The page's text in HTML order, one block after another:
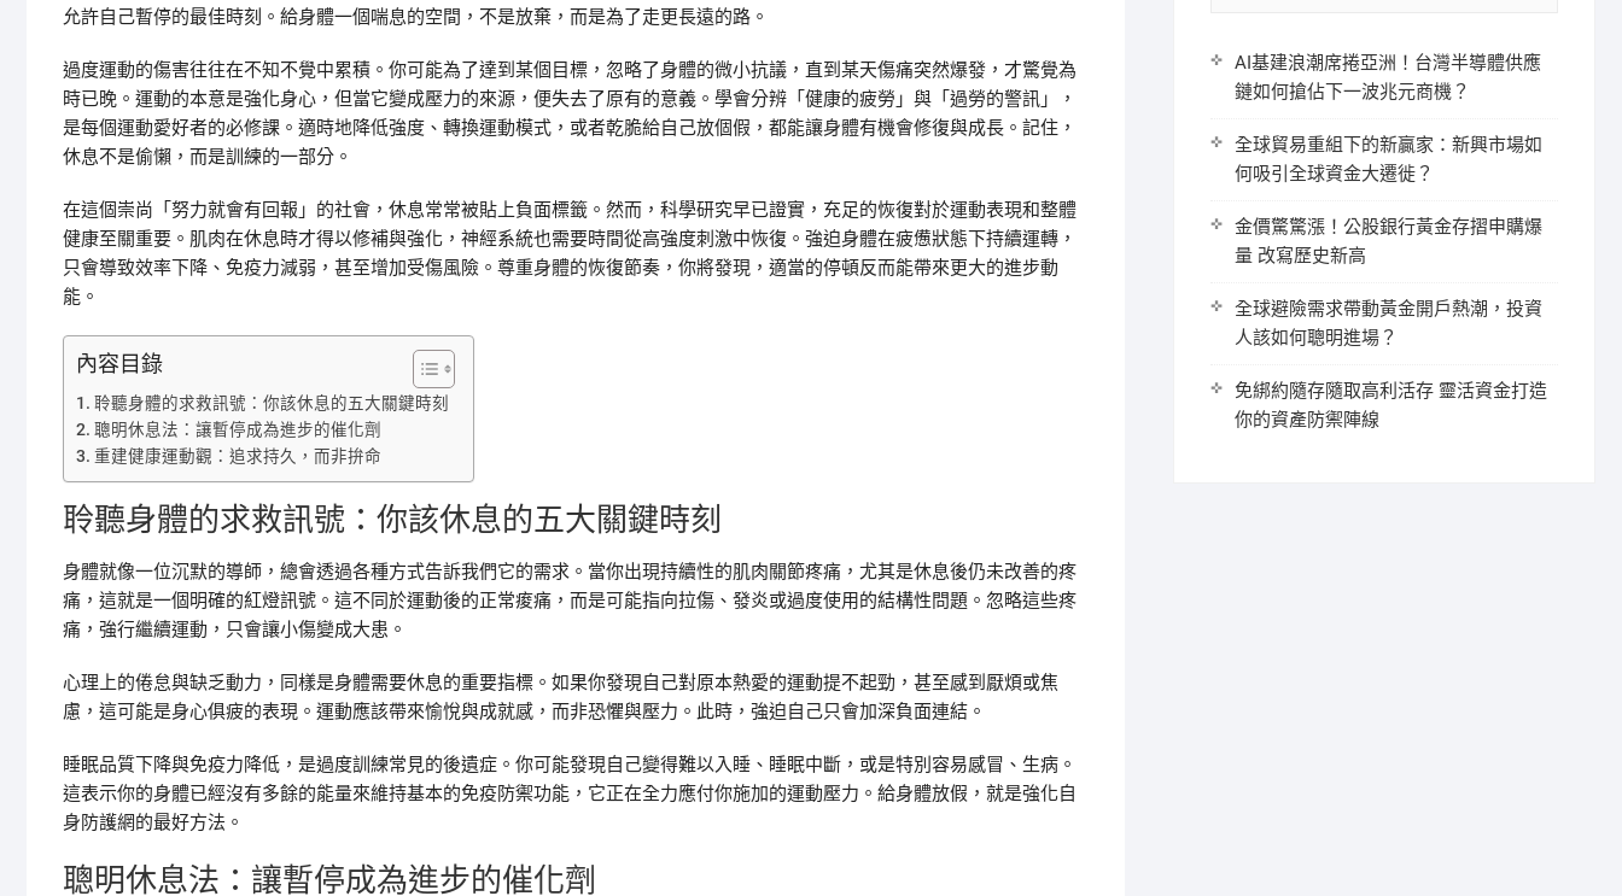
允許自己暫停的最佳時刻。給身體一個喘息的空間，不是放棄，而是為了走更長遠的路。
過度運動的傷害往往在不知不覺中累積。你可能為了達到某個目標，忽略了身體的微小抗議，直到某天傷痛突然爆發，才驚覺為
時已晚。運動的本意是強化身心，但當它變成壓力的來源，便失去了原有的意義。學會分辨「健康的疲勞」與「過勞的警訊」，
是每個運動愛好者的必修課。適時地降低強度、轉換運動模式，或者乾脆給自己放個假，都能讓身體有機會修復與成長。記住，
休息不是偷懶，而是訓練的一部分。
在這個崇尚「努力就會有回報」的社會，休息常常被貼上負面標籤。然而，科學研究早已證實，充足的恢復對於運動表現和整體
健康至關重要。肌肉在休息時才得以修補與強化，神經系統也需要時間從高強度刺激中恢復。強迫身體在疲憊狀態下持續運轉，
只會導致效率下降、免疫力減弱，甚至增加受傷風險。尊重身體的恢復節奏，你將發現，適當的停頓反而能帶來更大的進步動
能。
內容目錄
聆聽身體的求救訊號：你該休息的五大關鍵時刻
聰明休息法：讓暫停成為進步的催化劑
重建健康運動觀：追求持久，而非拚命
聆聽身體的求救訊號：你該休息的五大關鍵時刻
身體就像一位沉默的導師，總會透過各種方式告訴我們它的需求。當你出現持續性的肌肉關節疼痛，尤其是休息後仍未改善的疼
痛，這就是一個明確的紅燈訊號。這不同於運動後的正常痠痛，而是可能指向拉傷、發炎或過度使用的結構性問題。忽略這些疼
痛，強行繼續運動，只會讓小傷變成大患。
心理上的倦怠與缺乏動力，同樣是身體需要休息的重要指標。如果你發現自己對原本熱愛的運動提不起勁，甚至感到厭煩或焦
慮，這可能是身心俱疲的表現。運動應該帶來愉悅與成就感，而非恐懼與壓力。此時，強迫自己只會加深負面連結。
睡眠品質下降與免疫力降低，是過度訓練常見的後遺症。你可能發現自己變得難以入睡、睡眠中斷，或是特別容易感冒、生病。
這表示你的身體已經沒有多餘的能量來維持基本的免疫防禦功能，它正在全力應付你施加的運動壓力。給身體放假，就是強化自
身防護網的最好方法。
聰明休息法：讓暫停成為進步的催化劑
AI基建浪潮席捲亞洲！台灣半導體供應
鏈如何搶佔下一波兆元商機？
全球貿易重組下的新贏家：新興市場如
何吸引全球資金大遷徙？
金價驚驚漲！公股銀行黃金存摺申購爆
量 改寫歷史新高
全球避險需求帶動黃金開戶熱潮，投資
人該如何聰明進場？
免綁約隨存隨取高利活存 靈活資金打造
你的資產防禦陣線